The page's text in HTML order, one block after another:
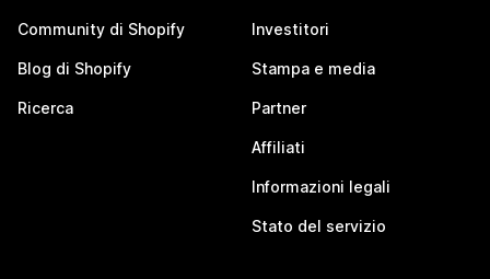
Community di Shopify
Blog di Shopify
Ricerca
Investitori
Stampa e media
Partner
Affiliati
Informazioni legali
Stato del servizio